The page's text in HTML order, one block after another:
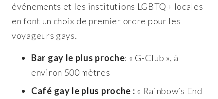
événements et les institutions LGBTQ+ locales
en font un choix de premier ordre pour les
voyageurs gays.
Bar gay le plus proche: « G-Club », à
environ 500 mètres
Café gay le plus proche : « Rainbow’s End